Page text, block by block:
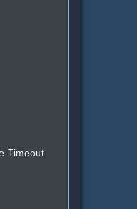
Timeout